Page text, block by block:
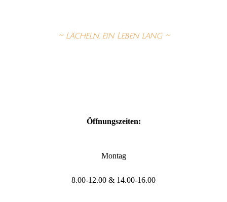
~ Lächeln, ein Leben lang ~
Öffnungszeiten:
Montag
8.00-12.00 & 14.00-16.00